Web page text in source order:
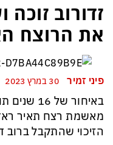
של טראמפ המאיים למוטט
הגרעינית חותמות על
במשחק חסר החשיבות מדגישה את
הכסף הערבי עלול לנצח
זדורוב
את הרוצח
פיני זמיר 30 במרץ 2023
באיחור
מאשמת רצח תאיר
הזיכוי שהתקבל ברוב